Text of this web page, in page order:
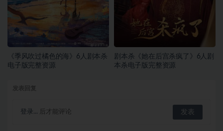
《季风吹过橘色的海》6人剧本杀
电子版完整资源
剧本杀《她在后宫杀疯了》6人剧
本杀电子版完整资源
登录... 后才能评论